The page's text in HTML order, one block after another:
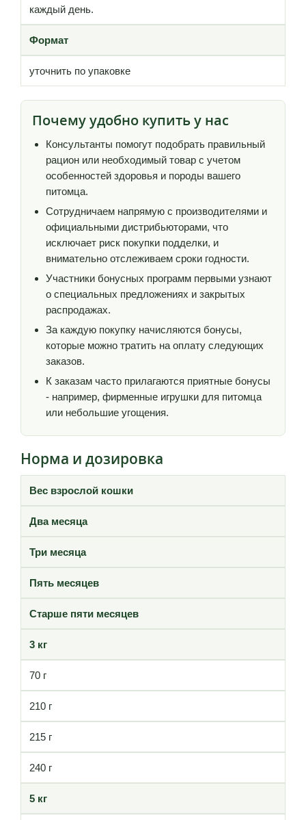
каждый день.
Формат
уточнить по упаковке
Почему удобно купить у нас
Консультанты помогут подобрать правильный
рацион или необходимый товар с учетом
особенностей здоровья и породы вашего
питомца.
Сотрудничаем напрямую с производителями и
официальными дистрибьюторами, что
исключает риск покупки подделки, и
внимательно отслеживаем сроки годности.
Участники бонусных программ первыми узнают
о специальных предложениях и закрытых
распродажах.
За каждую покупку начисляются бонусы,
которые можно тратить на оплату следующих
заказов.
К заказам часто прилагаются приятные бонусы
- например, фирменные игрушки для питомца
или небольшие угощения.
Норма и дозировка
Вес взрослой кошки
Два месяца
Три месяца
Пять месяцев
Старше пяти месяцев
3 кг
70 г
210 г
215 г
240 г
5 кг